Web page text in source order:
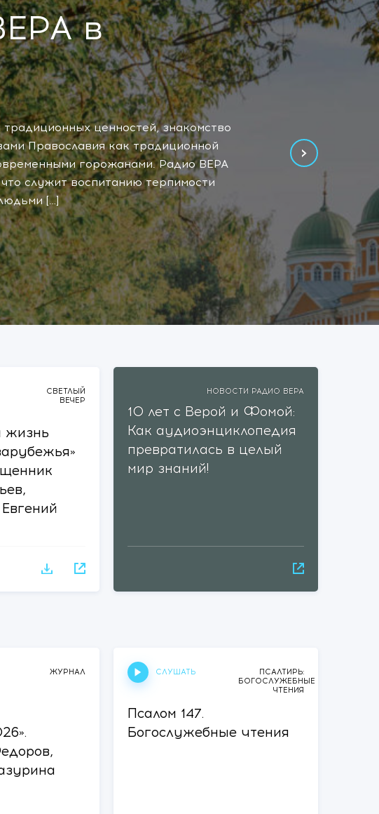
ни
замуж,
как Ангелы
мертвых
реченного
и Бог
Иакова? Бог
но
дивился
в
ценностей, знакомство
Православия как традиционной
горожанами. Радио ВЕРА
служит воспитанию терпимости
[…]
›
СВЕТЛЫЙ
ВЕЧЕР
жизнь
НОВОСТИ РАДИО ВЕРА
10 лет с Верой и Фомой:
Как аудиоэнциклопедия
превратилась в целый
мир знаний!
ЖУРНАЛ СЛУШАТЬ
ПСАЛТИРЬ:
БОГОСЛУЖЕБНЫЕ
ЧТЕНИЯ
Псалом 147.
Богослужебные чтения